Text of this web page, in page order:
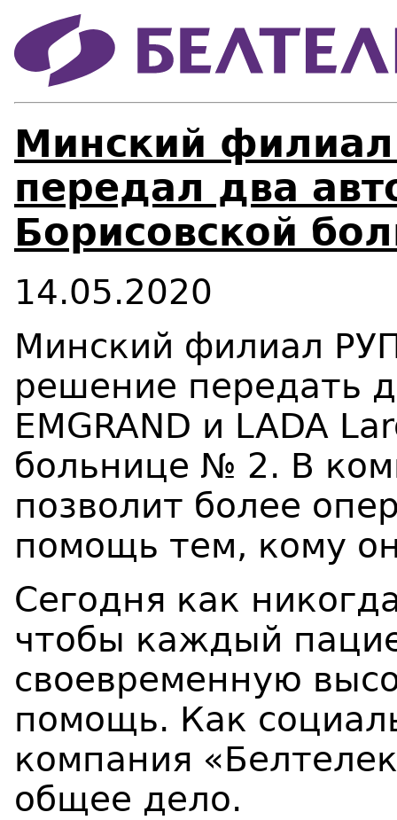
Минский
передал два
Борисовской
14.05.2020
Минский филиал
решение передать
EMGRAND и LADA
больнице № 2. В
позволит более
помощь тем, кому
Сегодня как
чтобы каждый
своевременную
помощь. Как
компания
общее дело.